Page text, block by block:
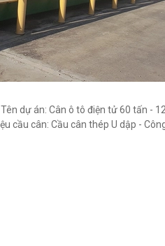
dự án: Cân ô tô điện tử 60 tấn -
cầu cân: Cầu cân thép U dập -